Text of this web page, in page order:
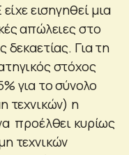
εισηγηθεί μια
απώλειες στο
δεκαετίας. Για τη
στόχος
για το σύνολο
τεχνικών) η
προέλθει κυρίως
τεχνικών